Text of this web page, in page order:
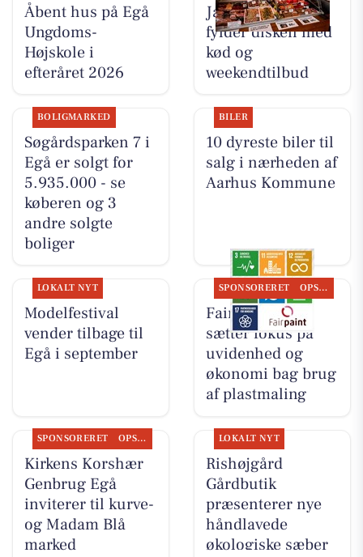
Åbent hus på Egå
Ungdoms-
Højskole i
efteråret 2026
Jaataak Slagteren
fylder disken med
kød og
weekendtilbud
BOLIGMARKED
Søgårdsparken 7 i
Egå er solgt for
5.935.000 - se
køberen og 3
andre solgte
boliger
BILER
10 dyreste biler til
salg i nærheden af
Aarhus Kommune
LOKALT NYT
Modelfestival
vender tilbage til
Egå i september
SPONSORERET OPSLAGSTAVLEN
Fairpaint ApS
sætter fokus på
uvidenhed og
økonomi bag brug
af plastmaling
SPONSORERET OPSLAGSTAVLEN
Kirkens Korshær
Genbrug Egå
inviterer til kurve-
og Madam Blå
marked
LOKALT NYT
Rishøjgård
Gårdbutik
præsenterer nye
håndlavede
økologiske sæber